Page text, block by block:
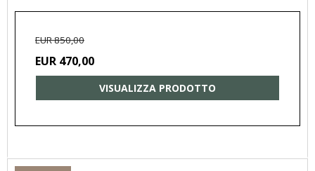
EUR 850,00
EUR 470,00
VISUALIZZA PRODOTTO